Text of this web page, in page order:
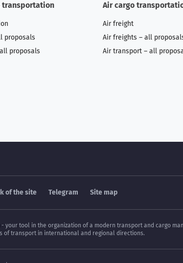
transportation
proposals
proposals
Air cargo
Air freight
Air freights – all
Air transport – all
of the site Telegram Site map
tool in the organization of a modern transport and cargo
of transport in international and regional directions.